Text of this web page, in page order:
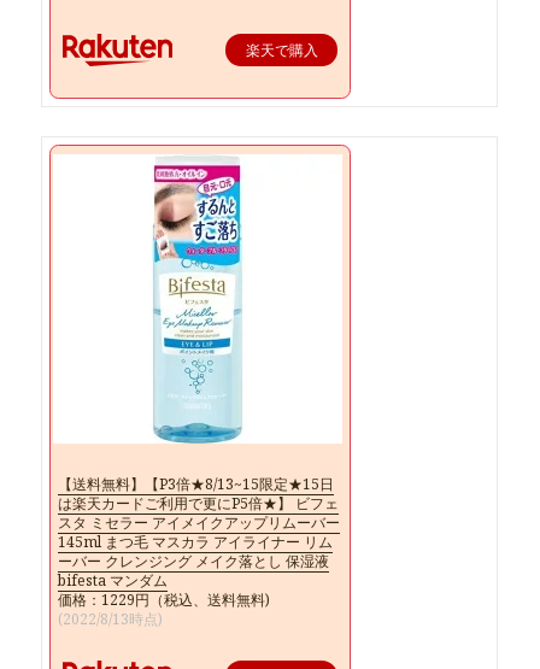
楽天で購入
【送料無料】【P3倍★8/13~15限定★15日
は楽天カードご利用で更にP5倍★】 ビフェ
スタ ミセラー アイメイクアップリムーバー
145ml まつ毛 マスカラ アイライナー リム
ーバー クレンジング メイク落とし 保湿液
bifesta マンダム
価格：1229円（税込、送料無料)
(2022/8/13時点)